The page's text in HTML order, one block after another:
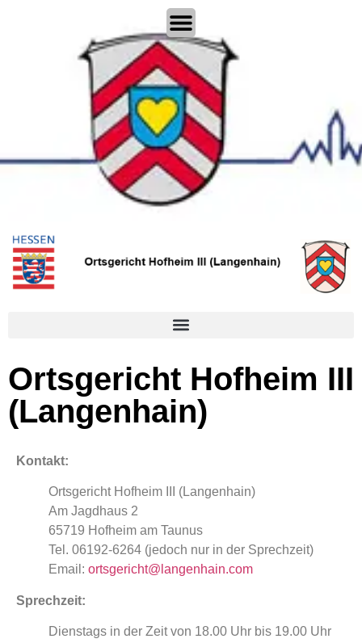
Ortsgericht Hofheim III
(Langenhain)
Kontakt:
Ortsgericht Hofheim III (Langenhain)
Am Jagdhaus 2
65719 Hofheim am Taunus
Tel. 06192-6264 (jedoch nur in der Sprechzeit)
Email: ortsgericht@langenhain.com
Sprechzeit:
Dienstags in der Zeit von 18.00 Uhr bis 19.00 Uhr